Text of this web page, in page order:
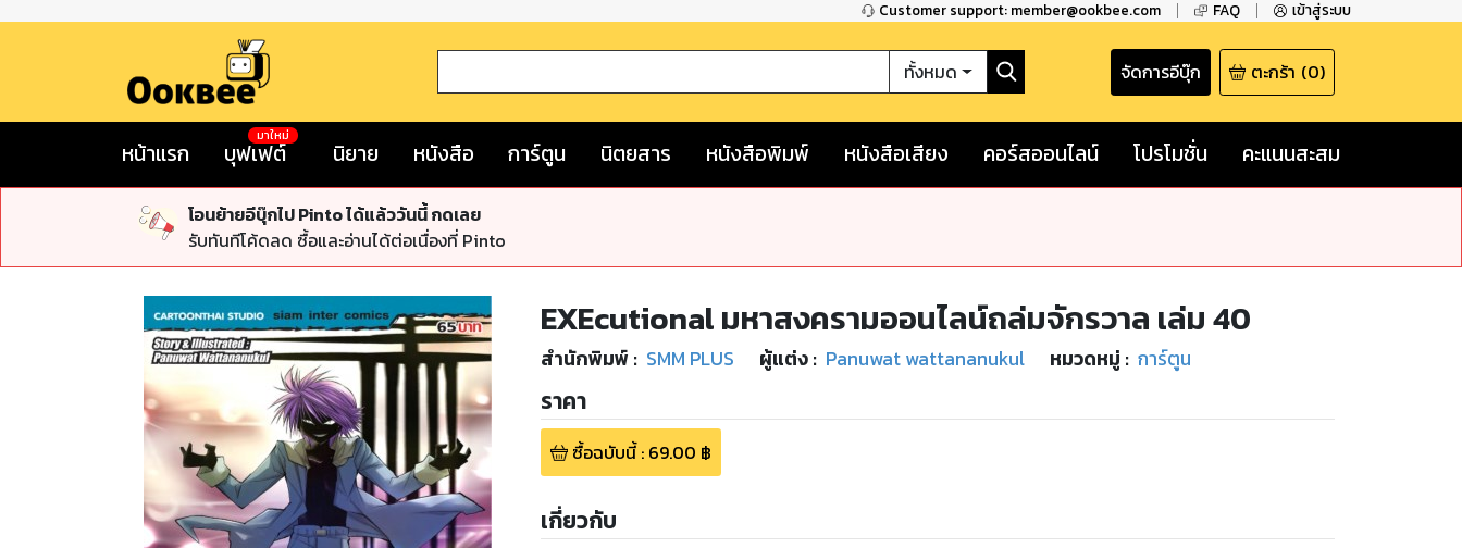
Customer support: member@ookbee.com FAQ เข้าสู่ระบบ
ทั้งหมด จัดการอีบุ๊ก ตะกร้า (0)
หน้าแรก บุฟเฟต์
มาใหม่
นิยาย หนังสือ การ์ตูน นิตยสาร หนังสือพิมพ์ หนังสือเสียง คอร์สออนไลน์ โปรโมชั่น คะแนนสะสม
โอนย้ายอีบุ๊กไป Pinto ได้แล้ววันนี้ กดเลย
รับทันทีโค้ดลด ซื้อและอ่านได้ต่อเนื่องที่ Pinto
EXEcutional มหาสงครามออนไลน์ถล่มจักรวาล เล่ม 40
สำนักพิมพ์ : SMM PLUS ผู้แต่ง : Panuwat wattananukul หมวดหมู่ : การ์ตูน
ราคา
ซื้อฉบับนี้: 69.00 ฿
เกี่ยวกับ